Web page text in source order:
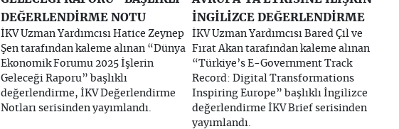
DEĞERLENDİRME NOTU
İKV Uzman Yardımcısı Hatice Zeynep
Şen tarafından kaleme alınan “Dünya
Ekonomik Forumu 2025 İşlerin
Geleceği Raporu” başlıklı
değerlendirme, İKV Değerlendirme
Notları serisinden yayımlandı.
İNGİLİZCE DEĞERLENDİRME
İKV Uzman Yardımcısı Bared Çil ve
Fırat Akan tarafından kaleme alınan
“Türkiye’s E-Government Track
Record: Digital Transformations
Inspiring Europe” başlıklı İngilizce
değerlendirme İKV Brief serisinden
yayımlandı.